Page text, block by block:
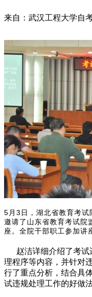
来自：武汉工程大学自
5月3日，湖北省教育考试
邀请了山东省教育考试院
座。全院干部职工参加讲
赵洁详细介绍了考试
理程序等内容，并针对
行了重点分析，结合具
试违规处理工作的好做